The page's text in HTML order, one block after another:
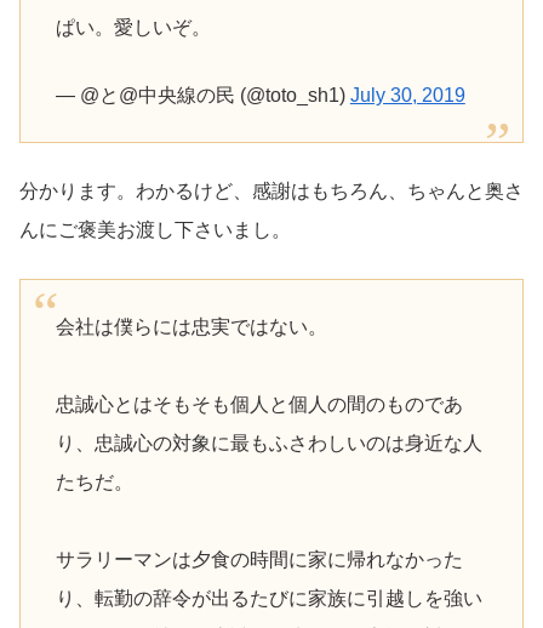
ぱい。愛しいぞ。
— @と@中央線の民 (@toto_sh1) July 30, 2019
分かります。わかるけど、感謝はもちろん、ちゃんと奥さ
んにご褒美お渡し下さいまし。
会社は僕らには忠実ではない。
忠誠心とはそもそも個人と個人の間のものであ
り、忠誠心の対象に最もふさわしいのは身近な人
たちだ。
サラリーマンは夕食の時間に家に帰れなかった
り、転勤の辞令が出るたびに家族に引越しを強い